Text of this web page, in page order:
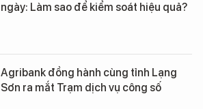
ngày: Làm sao để kiểm soát hiệu quả?
Agribank đồng hành cùng tỉnh Lạng
Sơn ra mắt Trạm dịch vụ công số